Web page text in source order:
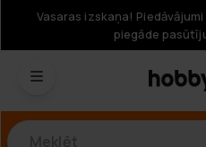
Vasaras izskaņa!
piegāde